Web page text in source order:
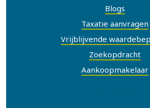
Blogs
Taxatie aanvragen
Vrijblijvende
Zoekopdracht
Aankoopmakelaar